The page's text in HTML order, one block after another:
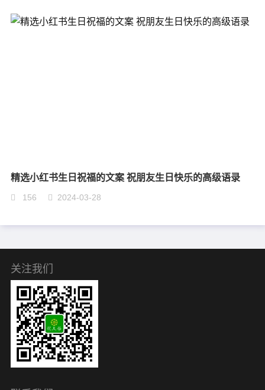
精选小红书生日祝福的文案 祝朋友生日快乐的高级语录
156 2024-03-28
关注我们